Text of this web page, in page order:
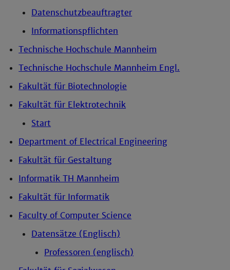
Datenschutzbeauftragter
Informationspflichten
Technische Hochschule Mannheim
Technische Hochschule Mannheim Engl.
Fakultät für Biotechnologie
Fakultät für Elektrotechnik
Start
Department of Electrical Engineering
Fakultät für Gestaltung
Informatik TH Mannheim
Fakultät für Informatik
Faculty of Computer Science
Datensätze (Englisch)
Professoren (englisch)